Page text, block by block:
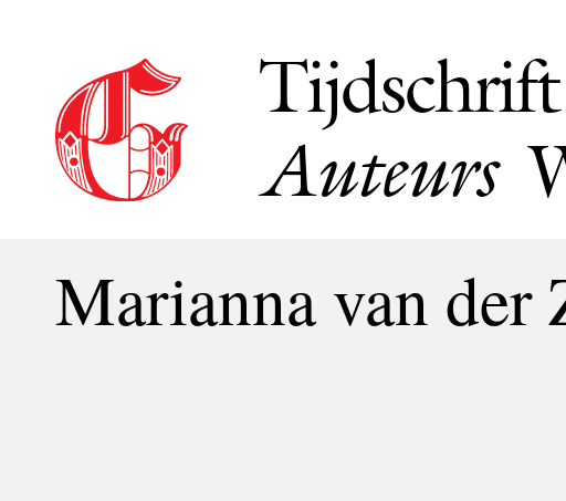
Tijdschrift
Auteurs
Marianna van der